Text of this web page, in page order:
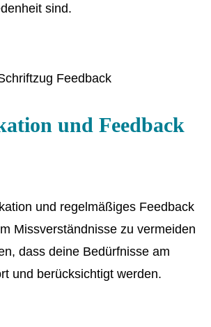
sind.
und Feedback
und regelmäßiges Feedback
Missverständnisse zu vermeiden
dass deine Bedürfnisse am
und berücksichtigt werden.